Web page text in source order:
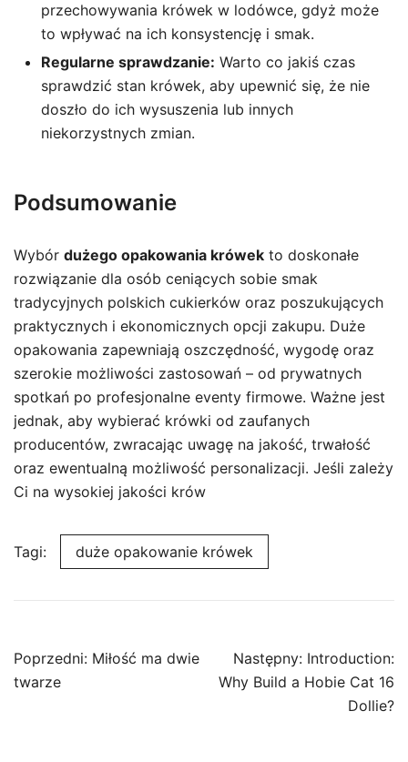
przechowywania krówek w lodówce, gdyż może
to wpływać na ich konsystencję i smak.
Regularne sprawdzanie: Warto co jakiś czas
sprawdzić stan krówek, aby upewnić się, że nie
doszło do ich wysuszenia lub innych
niekorzystnych zmian.
Podsumowanie
Wybór dużego opakowania krówek to doskonałe
rozwiązanie dla osób ceniących sobie smak
tradycyjnych polskich cukierków oraz poszukujących
praktycznych i ekonomicznych opcji zakupu. Duże
opakowania zapewniają oszczędność, wygodę oraz
szerokie możliwości zastosowań – od prywatnych
spotkań po profesjonalne eventy firmowe. Ważne jest
jednak, aby wybierać krówki od zaufanych
producentów, zwracając uwagę na jakość, trwałość
oraz ewentualną możliwość personalizacji. Jeśli zależy
Ci na wysokiej jakości krów
Tagi: duże opakowanie krówek
Nawigacja
wpisu
Poprzedni: Miłość ma dwie
twarze
Następny: Introduction:
Why Build a Hobie Cat 16
Dollie?